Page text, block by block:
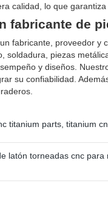
calidad, lo que
fabricante de
fabricante, proveedor
soldadura, piezas
y diseños.
su confiabilidad.
titanium parts titanium
latón torneadas cnc para